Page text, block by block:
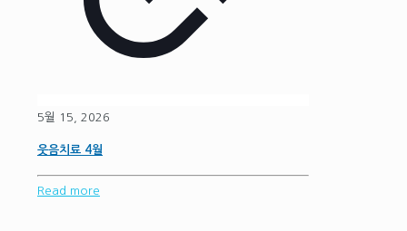
5월 15, 2026
웃음치료 4월
Read more